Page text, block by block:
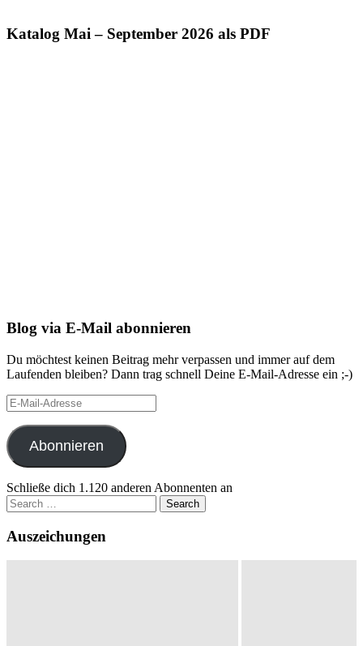
Katalog Mai – September 2026 als PDF
Blog via E-Mail abonnieren
Du möchtest keinen Beitrag mehr verpassen und immer auf dem
Laufenden bleiben? Dann trag schnell Deine E-Mail-Adresse ein ;-)
E-
Mail-
Adresse
Abonnieren
Schließe dich 1.120 anderen Abonnenten an
Search
for:
Auszeichungen